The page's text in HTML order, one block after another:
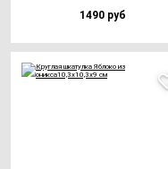
1490 руб